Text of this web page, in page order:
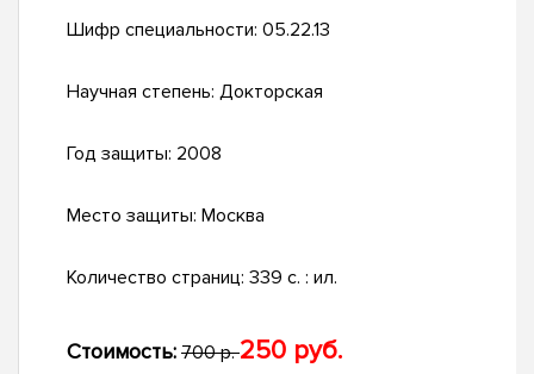
Шифр специальности: 05.22.13
Научная степень: Докторская
Год защиты: 2008
Место защиты: Москва
Количество страниц: 339 с. : ил.
Стоимость: 700 р.250 руб.